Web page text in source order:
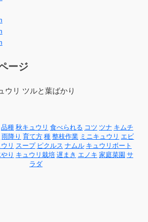
ージ
ウリ ツルと葉ばかり
品種 秋キュウリ 食べられる コツ ツナ キムチ
雨降り 育て方 種 整枝作業 ミニキュウリ エビ
リ スープ ピクルス ナムル キュウリボート
り キュウリ栽培 遅まき エノキ 家庭菜園 サ
ラダ